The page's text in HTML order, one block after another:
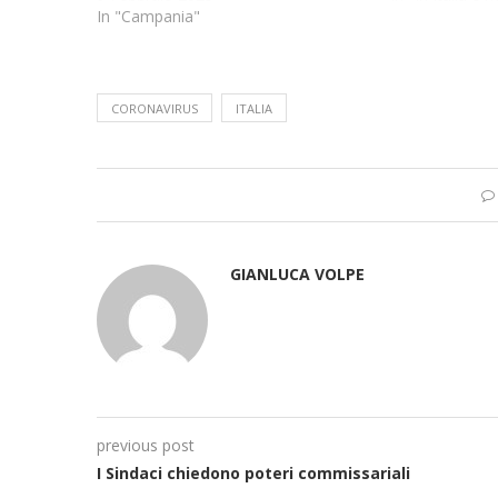
In "Campania"
CORONAVIRUS ITALIA
GIANLUCA VOLPE
previous post
I Sindaci chiedono poteri commissariali